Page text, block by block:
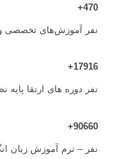
470
+
نفر آموزش‌های تخصصی و
17916
+
نفر دوره های ارتقا پایه
90660
+
نفر – ترم آموزش زبان